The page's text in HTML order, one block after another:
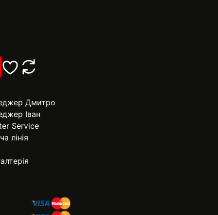
Дмитро
Іван
Service
лінія